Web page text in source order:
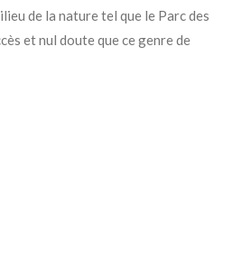
de la nature tel que le Parc des
et nul doute que ce genre de